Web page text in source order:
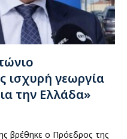
ισχυρή γεωργία
την Ελλάδα»
βρέθηκε ο Πρόεδρος της